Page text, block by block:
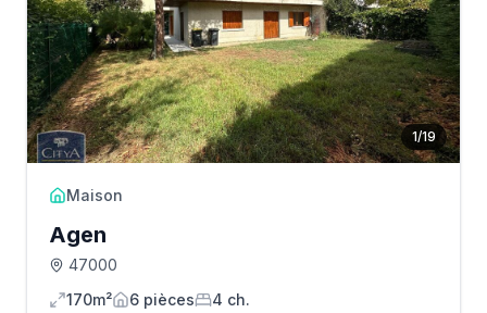
1/19
Maison
Agen
47000
170m²
6 pièces 4 ch.